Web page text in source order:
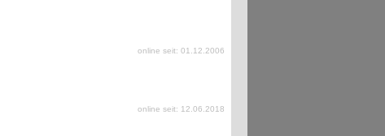
online seit: 01.12.2006
online seit: 12.06.2018